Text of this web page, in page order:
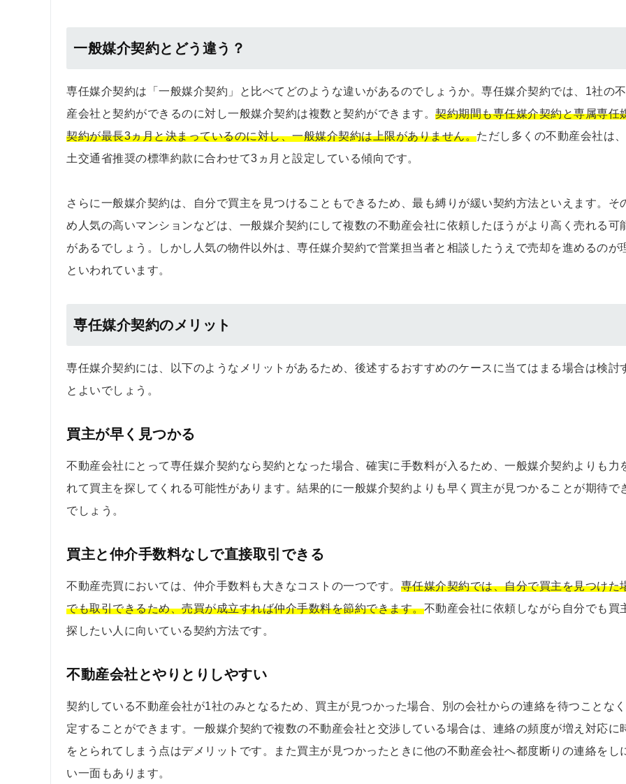
一般媒介契約とどう違う？
専任媒介契約は「一般媒介契約」と比べてどのような違いがあるのでしょうか。専任媒介契約では、1社の
産会社と契約ができるのに対し一般媒介契約は複数と契約ができます。 契約期間も専任媒介契約と専属専任
契約が最長3ヵ月と決まっているのに対し、一般媒介契約は上限がありません。ただし多くの不動産会社は
土交通省推奨の標準約款に合わせて3ヵ月と設定している傾向です。
さらに一般媒介契約は、自分で買主を見つけることもできるため、最も縛りが緩い契約方法といえます。そ
め人気の高いマンションなどは、一般媒介契約にして複数の不動産会社に依頼したほうがより高く売れる可
があるでしょう。しかし人気の物件以外は、専任媒介契約で営業担当者と相談したうえで売却を進めるのが
といわれています。
専任媒介契約のメリット
専任媒介契約には、以下のようなメリットがあるため、後述するおすすめのケースに当てはまる場合は検討
とよいでしょう。
買主が早く見つかる
不動産会社にとって専任媒介契約なら契約となった場合、確実に手数料が入るため、一般媒介契約よりも力
れて買主を探してくれる可能性があります。結果的に一般媒介契約よりも早く買主が見つかることが期待で
でしょう。
買主と仲介手数料なしで直接取引できる
不動産売買においては、仲介手数料も大きなコストの一つです。 専任媒介契約では、自分で買主を見つけた
でも取引できるため、売買が成立すれば仲介手数料を節約できます。不動産会社に依頼しながら自分でも買
探したい人に向いている契約方法です。
不動産会社とやりとりしやすい
契約している不動産会社が1社のみとなるため、買主が見つかった場合、別の会社からの連絡を待つことな
定することができます。一般媒介契約で複数の不動産会社と交渉している場合は、連絡の頻度が増え対応に
をとられてしまう点はデメリットです。また買主が見つかったときに他の不動産会社へ都度断りの連絡をし
い一面もあります。